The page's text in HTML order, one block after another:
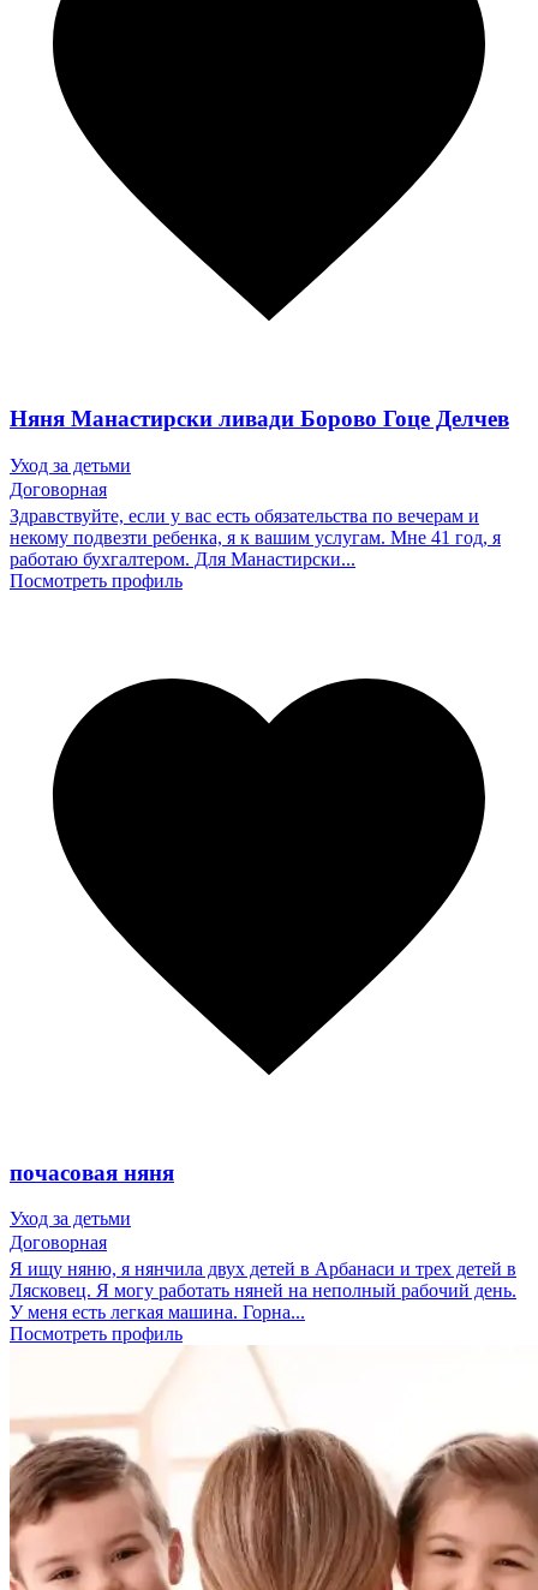
Няня Манастирски ливади Борово Гоце Делчев
Уход за детьми
Договорная
Здравствуйте, если у вас есть обязательства по вечерам и
некому подвезти ребенка, я к вашим услугам. Мне 41 год, я
работаю бухгалтером. Для Манастирски...
Посмотреть профиль
почасовая няня
Уход за детьми
Договорная
Я ищу няню, я нянчила двух детей в Арбанаси и трех детей в
Лясковец. Я могу работать няней на неполный рабочий день.
У меня есть легкая машина. Горна...
Посмотреть профиль